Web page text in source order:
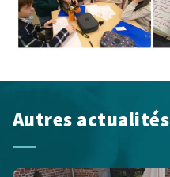
Autres actualités